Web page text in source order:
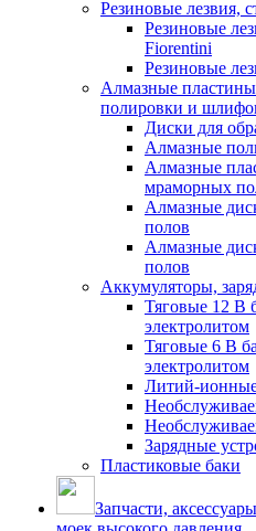
Резиновые лезвия,
Резиновые
Fiorentini
Резиновые
Алмазные
полировки и
Диски для
Алмазные
Алмазные
мраморных
Алмазные
полов
Алмазные
полов
Аккумуляторы,
Тяговые 12 В
электролитом
Тяговые 6 В
электролитом
Литий-ионные
Зарядные
Пластиковые баки
Запчасти,